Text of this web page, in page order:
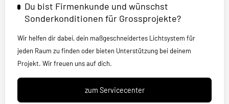
Du bist Firmenkunde und wünschst
Sonderkonditionen für Grossprojekte?
Wir helfen dir dabei, dein maßgeschneidertes Lichtsystem für
jeden Raum zu finden oder bieten Unterstützung bei deinem
Projekt. Wir freuen uns auf dich.
zum Servicecenter